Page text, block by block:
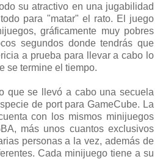
su atractivo en una jugabilidad
para "matar" el rato. El juego
gráficamente muy pobres
segundos donde tendrás que
a prueba para llevar a cabo lo
se termine el tiempo.
que se llevó a cabo una secuela
de port para GameCube. La
con los mismos minijuegos
más unos cuantos exclusivos
personas a la vez, además de
Cada minijuego tiene a su